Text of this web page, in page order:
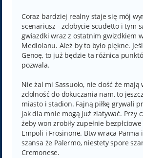
t
Coraz bardziej realny staje się mój
scenariusz - zdobycie scudetto i tym
gwiazdki wraz z ostatnim gwizdkiem
Mediolanu. Ależ by to było piękne.
Genoę, to już będzie ta różnica
pozwala.
Nie żal mi Sassuolo, nie dość że mają
zdolność do dokuczania nam, to
miasto i stadion. Fajną piłkę grywali
jak dla mnie mogą już zlatywać. Przy
żeby won zrobiły zupełnie
Empoli i Frosinone. Btw wraca Parma
szansa że Palermo, niestety spore
Cremonese.